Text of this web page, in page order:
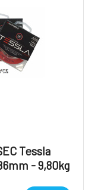
Tessla
- 9,80kg